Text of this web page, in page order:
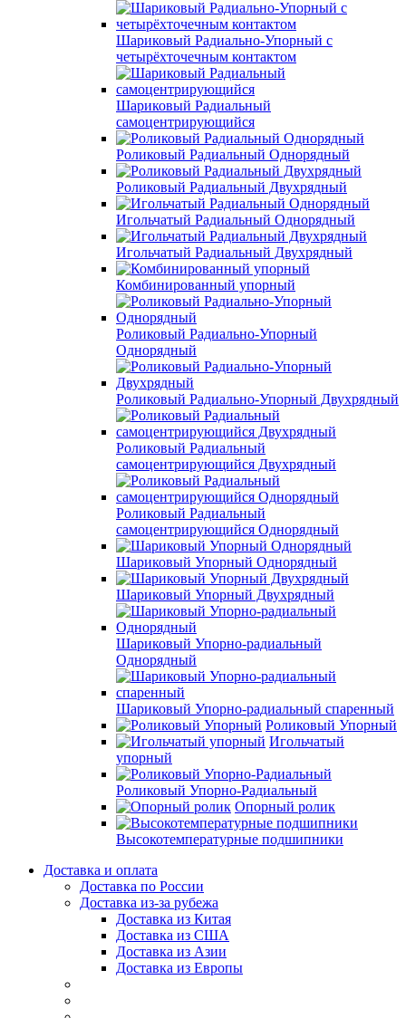
Шариковый Радиально-Упорный с
четырёхточечным контактом
Шариковый Радиальный
самоцентрирующийся
Роликовый Радиальный Однорядный
Роликовый Радиальный Двухрядный
Игольчатый Радиальный Однорядный
Игольчатый Радиальный Двухрядный
Комбинированный упорный
Роликовый Радиально-Упорный
Однорядный
Роликовый Радиально-Упорный Двухрядный
Роликовый Радиальный
самоцентрирующийся Двухрядный
Роликовый Радиальный
самоцентрирующийся Однорядный
Шариковый Упорный Однорядный
Шариковый Упорный Двухрядный
Шариковый Упорно-радиальный
Однорядный
Шариковый Упорно-радиальный спаренный
Роликовый Упорный
Игольчатый
упорный
Роликовый Упорно-Радиальный
Опорный ролик
Высокотемпературные подшипники
Доставка и оплата
Доставка по России
Доставка из-за рубежа
Доставка из Китая
Доставка из США
Доставка из Азии
Доставка из Европы